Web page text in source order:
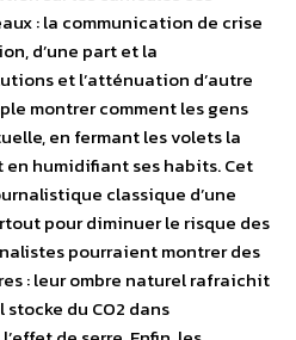
: la communication de crise
d’une part et la
et l’atténuation d’autre
montrer comment les gens
en fermant les volets la
en humidifiant ses habits. Cet
classique d’une
pour diminuer le risque des
pourraient montrer des
: leur ombre naturel rafraichit
du CO2 dans